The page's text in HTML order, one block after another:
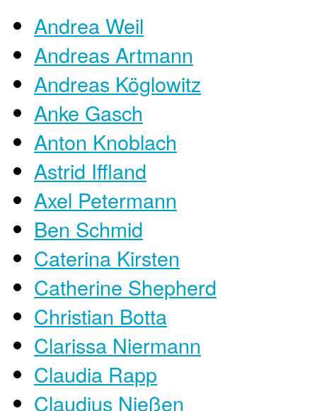
Andrea Weil
Andreas Artmann
Andreas Köglowitz
Anke Gasch
Anton Knoblach
Astrid Iffland
Axel Petermann
Ben Schmid
Caterina Kirsten
Catherine Shepherd
Christian Botta
Clarissa Niermann
Claudia Rapp
Claudius Nießen